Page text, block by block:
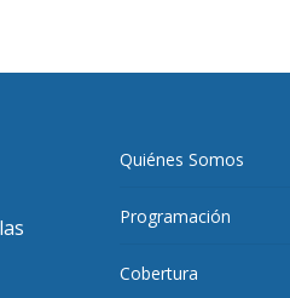
Quiénes Somos
Programación
Cobertura